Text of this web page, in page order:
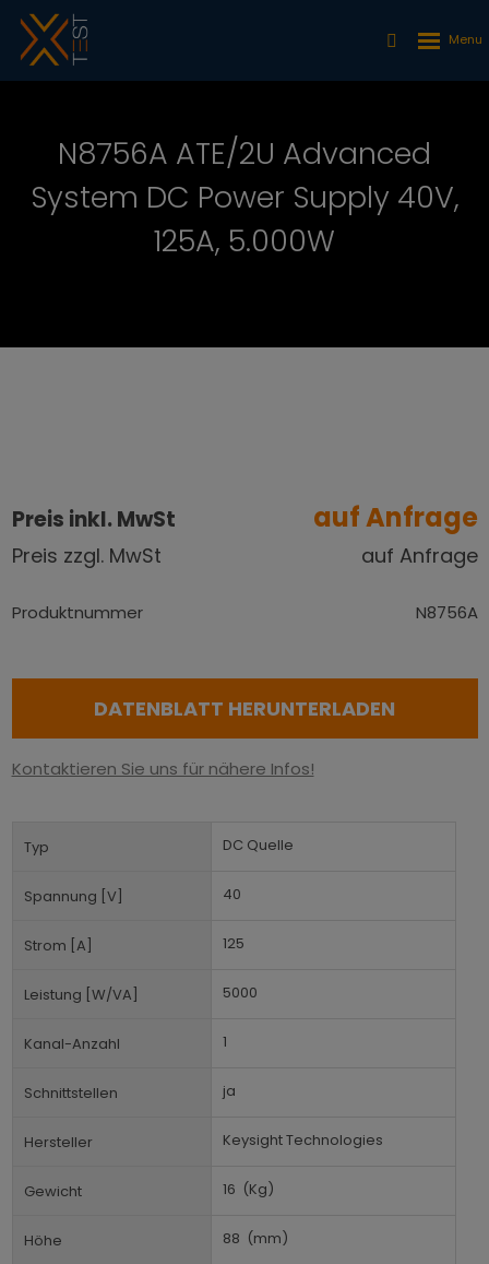
N8756A ATE/2U Advanced
System DC Power Supply 40V,
125A, 5.000W
Preis inkl. MwSt auf Anfrage
Preis zzgl. MwSt auf Anfrage
Produktnummer N8756A
DATENBLATT HERUNTERLADEN
Kontaktieren Sie uns für nähere Infos!
Typ DC Quelle
Spannung [V] 40
Strom [A] 125
Leistung [W/VA] 5000
Kanal-Anzahl 1
Schnittstellen ja
Hersteller Keysight Technologies
Gewicht 16 (Kg)
Höhe 88 (mm)